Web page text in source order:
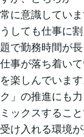
常に意識してい
うしても仕事に
題で勤務時間が
仕事が落ち着い
を楽しんでいま
ク」の推進にも
ミックスするこ
受け入れる環境